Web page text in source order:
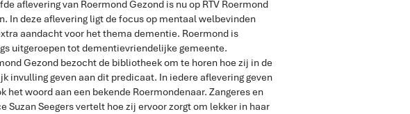
aflevering van Roermond Gezond is nu op RTV Roermond
In deze aflevering ligt de focus op mentaal welbevinden
aandacht voor het thema dementie. Roermond is
uitgeroepen tot dementievriendelijke gemeente.
Gezond bezocht de bibliotheek om te horen hoe zij in de
invulling geven aan dit predicaat. In iedere aflevering geven
het woord aan een bekende Roermondenaar. Zangeres en
Suzan Seegers vertelt hoe zij ervoor zorgt om lekker in haar